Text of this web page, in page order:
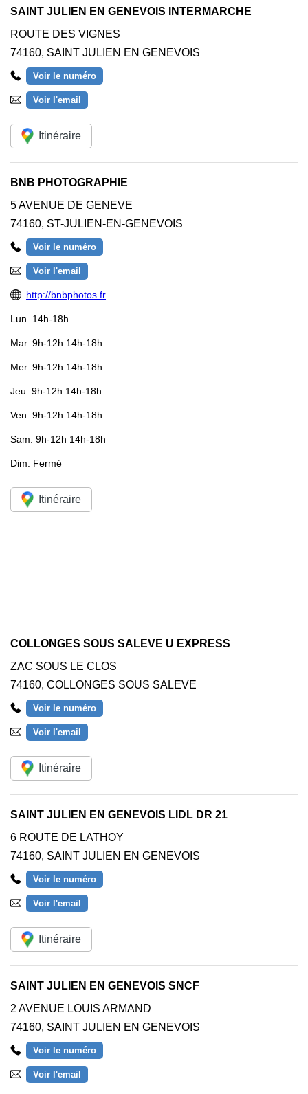
SAINT JULIEN EN GENEVOIS INTERMARCHE
ROUTE DES VIGNES
74160, SAINT JULIEN EN GENEVOIS
Voir le numéro
Voir l'email
Itinéraire
BNB PHOTOGRAPHIE
5 AVENUE DE GENEVE
74160, ST-JULIEN-EN-GENEVOIS
Voir le numéro
Voir l'email
http://bnbphotos.fr
Lun. 14h-18h
Mar. 9h-12h 14h-18h
Mer. 9h-12h 14h-18h
Jeu. 9h-12h 14h-18h
Ven. 9h-12h 14h-18h
Sam. 9h-12h 14h-18h
Dim. Fermé
Itinéraire
COLLONGES SOUS SALEVE U EXPRESS
ZAC SOUS LE CLOS
74160, COLLONGES SOUS SALEVE
Voir le numéro
Voir l'email
Itinéraire
SAINT JULIEN EN GENEVOIS LIDL DR 21
6 ROUTE DE LATHOY
74160, SAINT JULIEN EN GENEVOIS
Voir le numéro
Voir l'email
Itinéraire
SAINT JULIEN EN GENEVOIS SNCF
2 AVENUE LOUIS ARMAND
74160, SAINT JULIEN EN GENEVOIS
Voir le numéro
Voir l'email